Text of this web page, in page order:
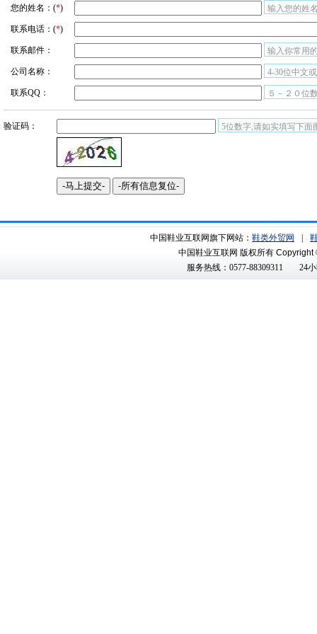
您的姓名：(*) 输入您的姓
联系电话：(*)
联系邮件： 输入你常用
公司名称： 4-30位中文
联系QQ： ５－２０位
验证码： 5位数字,请如实填写下面
中国鞋业互联网旗下网站： 鞋类外贸网
中国鞋业互联网 版权所有 Copyright
服务热线：0577-88309311
24